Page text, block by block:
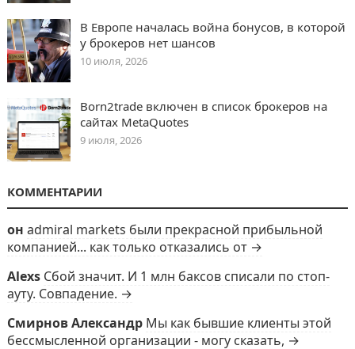
В Европе началась война бонусов, в которой
у брокеров нет шансов
10 июля, 2026
Born2trade включен в список брокеров на
сайтах MetaQuotes
9 июля, 2026
КОММЕНТАРИИ
он admiral markets были прекрасной прибыльной
компанией... как только отказались от →
Alexs Сбой значит. И 1 млн баксов списали по стоп-
ауту. Совпадение. →
Смирнов Александр Мы как бывшие клиенты этой
бессмысленной организации - могу сказать, →